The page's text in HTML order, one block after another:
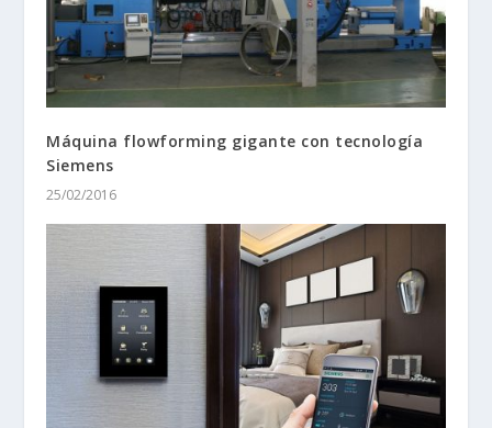
Máquina flowforming gigante con tecnología
Siemens
25/02/2016